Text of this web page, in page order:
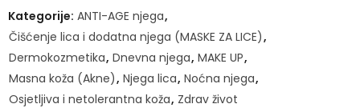
Kategorije: ANTI-AGE njega,
Čišćenje lica i dodatna njega (MASKE ZA LICE),
Dermokozmetika, Dnevna njega, MAKE UP,
Masna koža (Akne), Njega lica, Noćna njega,
Osjetljiva i netolerantna koža, Zdrav život